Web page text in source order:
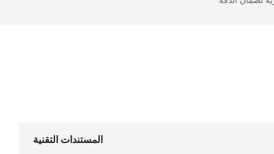
Analog
المستندات التقنية